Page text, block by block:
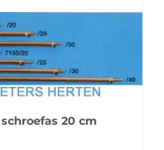
schroefas 20 cm